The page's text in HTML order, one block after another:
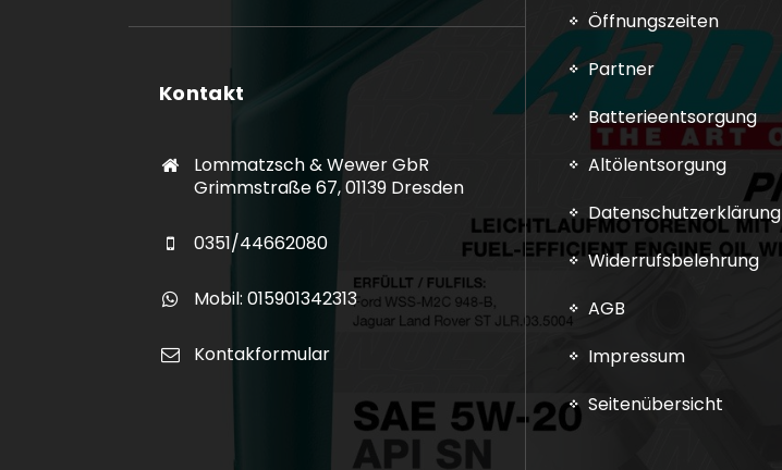
Kontakt
Lommatzsch & Wewer GbR
Grimmstraße 67, 01139 Dresden
0351/44662080
Mobil: 015901342313
Kontakformular
Öffnungszeiten
Partner
Batterieentsorgung
Altölentsorgung
Datenschutzerklärung
Widerrufsbelehrung
AGB
Impressum
Seitenübersicht